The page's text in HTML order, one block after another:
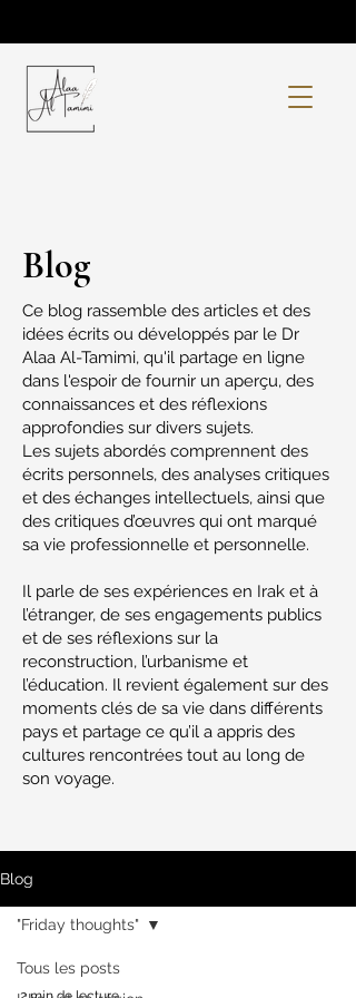
Blog
Ce blog rassemble des articles et des
idées écrits ou développés par le Dr
Alaa Al-Tamimi, qu'il partage en ligne
dans l'espoir de fournir un aperçu, des
connaissances et des réflexions
approfondies sur divers sujets.
Les sujets abordés comprennent des
écrits personnels, des analyses critiques
et des échanges intellectuels, ainsi que
des critiques d’œuvres qui ont marqué
sa vie professionnelle et personnelle.
Il parle de ses expériences en Irak et à
l’étranger, de ses engagements publics
et de ses réflexions sur la
reconstruction, l’urbanisme et
l’éducation. Il revient également sur des
moments clés de sa vie dans différents
pays et partage ce qu’il a appris des
cultures rencontrées tout au long de
son voyage.
Blog
Tous les posts
"Friday thoughts"